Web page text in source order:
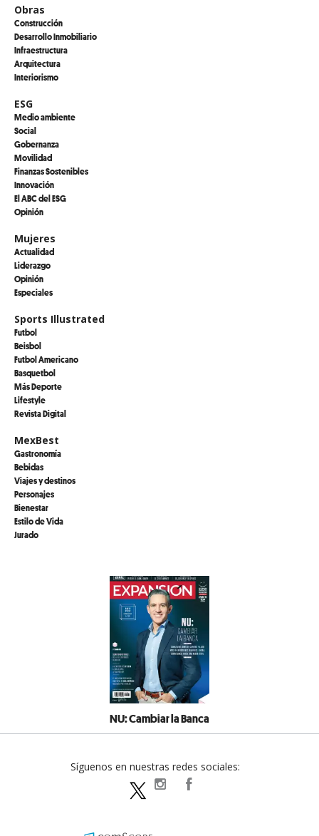
Obras
Construcción
Desarrollo Inmobiliario
Infraestructura
Arquitectura
Interiorismo
ESG
Medio ambiente
Social
Gobernanza
Movilidad
Finanzas Sostenibles
Innovación
El ABC del ESG
Opinión
Mujeres
Actualidad
Liderazgo
Opinión
Especiales
Sports Illustrated
Futbol
Beisbol
Futbol Americano
Basquetbol
Más Deporte
Lifestyle
Revista Digital
MexBest
Gastronomía
Bebidas
Viajes y destinos
Personajes
Bienestar
Estilo de Vida
Jurado
NU: Cambiar la Banca
Síguenos en nuestras redes sociales:
expansionpolitica